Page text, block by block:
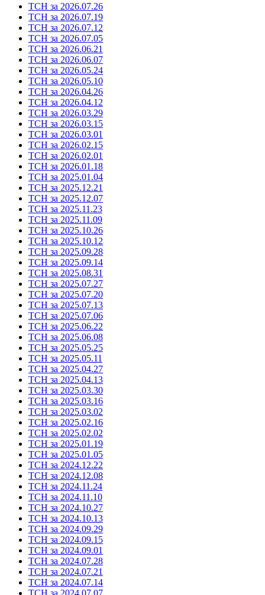
ТСН за 2026.07.26
ТСН за 2026.07.19
ТСН за 2026.07.12
ТСН за 2026.07.05
ТСН за 2026.06.21
ТСН за 2026.06.07
ТСН за 2026.05.24
ТСН за 2026.05.10
ТСН за 2026.04.26
ТСН за 2026.04.12
ТСН за 2026.03.29
ТСН за 2026.03.15
ТСН за 2026.03.01
ТСН за 2026.02.15
ТСН за 2026.02.01
ТСН за 2026.01.18
ТСН за 2025.01.04
ТСН за 2025.12.21
ТСН за 2025.12.07
ТСН за 2025.11.23
ТСН за 2025.11.09
ТСН за 2025.10.26
ТСН за 2025.10.12
ТСН за 2025.09.28
ТСН за 2025.09.14
ТСН за 2025.08.31
ТСН за 2025.07.27
ТСН за 2025.07.20
ТСН за 2025.07.13
ТСН за 2025.07.06
ТСН за 2025.06.22
ТСН за 2025.06.08
ТСН за 2025.05.25
ТСН за 2025.05.11
ТСН за 2025.04.27
ТСН за 2025.04.13
ТСН за 2025.03.30
ТСН за 2025.03.16
ТСН за 2025.03.02
ТСН за 2025.02.16
ТСН за 2025.02.02
ТСН за 2025.01.19
ТСН за 2025.01.05
ТСН за 2024.12.22
ТСН за 2024.12.08
ТСН за 2024.11.24
ТСН за 2024.11.10
ТСН за 2024.10.27
ТСН за 2024.10.13
ТСН за 2024.09.29
ТСН за 2024.09.15
ТСН за 2024.09.01
ТСН за 2024.07.28
ТСН за 2024.07.21
ТСН за 2024.07.14
ТСН за 2024.07.07